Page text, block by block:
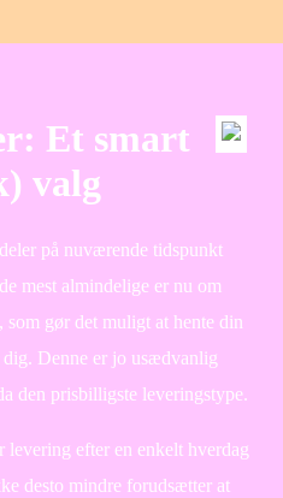
Et smart
valg
på nuværende tidspunkt
mest almindelige er nu om
gør det muligt at hente din
dig. Denne er jo usædvanlig
den prisbilligste leveringstype.
levering efter en enkelt hverdag
desto mindre forudsætter at